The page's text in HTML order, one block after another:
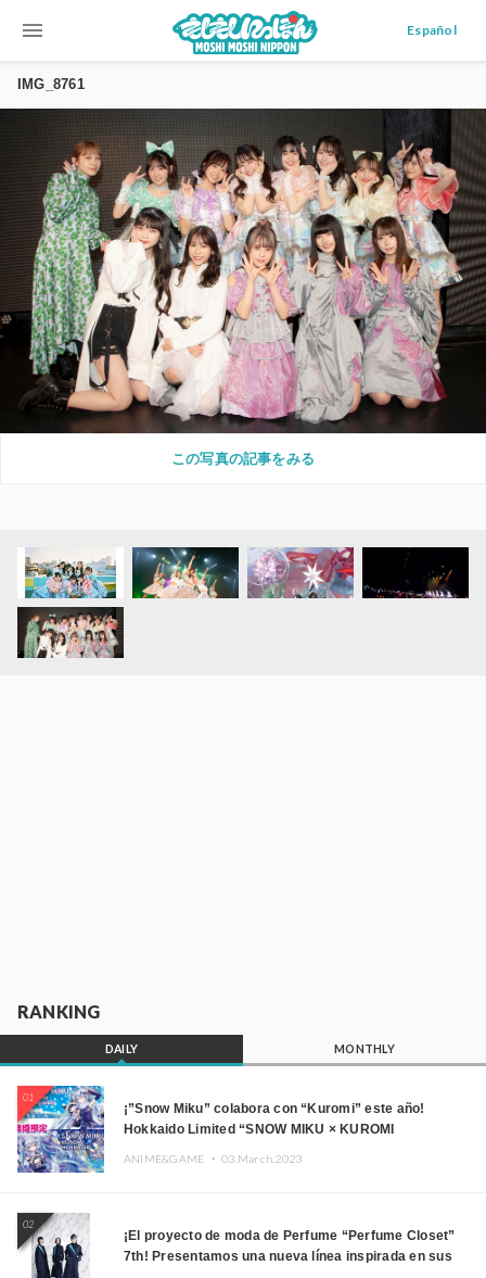
menu Español
IMG_8761
この写真の記事をみる
RANKING
DAILY MONTHLY
01
¡”Snow Miku” colabora con “Kuromi” este año!
Hokkaido Limited “SNOW MIKU × KUROMI
ANIME&GAME ・03.March.2023
02
¡El proyecto de moda de Perfume “Perfume Closet”
7th! Presentamos una nueva línea inspirada en sus